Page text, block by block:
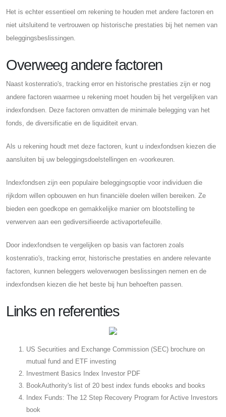
Het is echter essentieel om rekening te houden met andere factoren en
niet uitsluitend te vertrouwen op historische prestaties bij het nemen van
beleggingsbeslissingen.
Overweeg andere factoren
Naast kostenratio's, tracking error en historische prestaties zijn er nog
andere factoren waarmee u rekening moet houden bij het vergelijken van
indexfondsen. Deze factoren omvatten de minimale belegging van het
fonds, de diversificatie en de liquiditeit ervan.
Als u rekening houdt met deze factoren, kunt u indexfondsen kiezen die
aansluiten bij uw beleggingsdoelstellingen en -voorkeuren.
Indexfondsen zijn een populaire beleggingsoptie voor individuen die
rijkdom willen opbouwen en hun financiële doelen willen bereiken. Ze
bieden een goedkope en gemakkelijke manier om blootstelling te
verwerven aan een gediversifieerde activaportefeuille.
Door indexfondsen te vergelijken op basis van factoren zoals
kostenratio's, tracking error, historische prestaties en andere relevante
factoren, kunnen beleggers weloverwogen beslissingen nemen en de
indexfondsen kiezen die het beste bij hun behoeften passen.
Links en referenties
US Securities and Exchange Commission (SEC) brochure on
mutual fund and ETF investing
Investment Basics Index Investor PDF
BookAuthority's list of 20 best index funds ebooks and books
Index Funds: The 12 Step Recovery Program for Active Investors
book